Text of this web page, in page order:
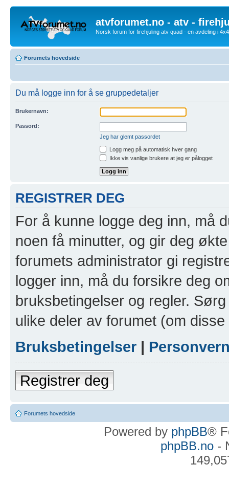
atvforumet.no - atv -
Norsk forum for firehjuling atv quad - en avdeling i
Forumets hovedside
Du må logge inn for å se gruppedetaljer
Brukernavn:
Passord:
Jeg har glemt passordet
Logg meg på automatisk hver gang
Ikke vis vanlige brukere at jeg er pålogget
REGISTRER DEG
For å kunne logge deg inn, må
noen få minutter, og gir deg
forumets administrator gi
logger inn, må du forsikre deg
bruksbetingelser og regler.
ulike deler av forumet (om
Bruksbetingelser |
Registrer deg
Forumets hovedside
Powered by phpBB®
phpBB.no-